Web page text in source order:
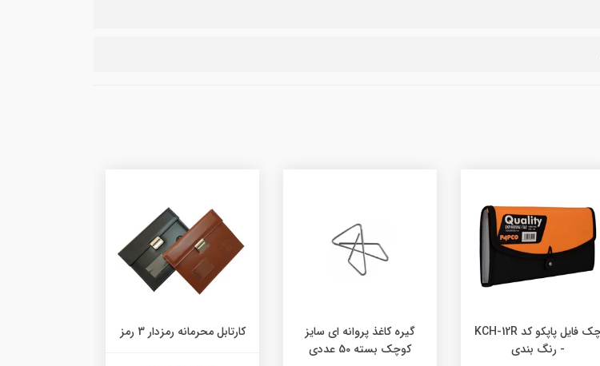
چک فایل پاپکو کد KCH-12R
- رنگ بندی
گیره کاغذ پروانه ای سایز
کوچک بسته 50 عددی
کارتابل محرمانه رمزدار 3 رمز